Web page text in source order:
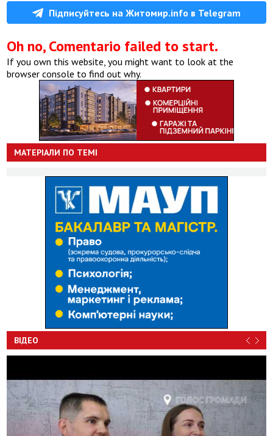
Підписуйтесь на Житомир.info в Telegram
Oh no, Comentario failed to start.
If you own this website, you might want to look at the
browser console to find out why.
МАТЕРІАЛИ ПО ТЕМІ
ВІДЕО